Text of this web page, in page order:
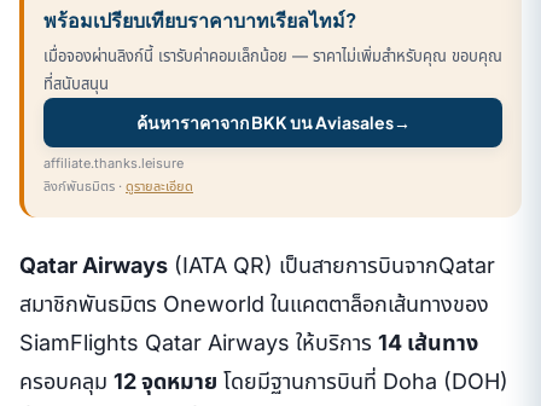
พร้อมเปรียบเทียบราคาบาทเรียลไทม์?
เมื่อจองผ่านลิงก์นี้ เรารับค่าคอมเล็กน้อย — ราคาไม่เพิ่มสำหรับคุณ ขอบคุณ
ที่สนับสนุน
ค้นหาราคาจาก BKK บน Aviasales→
affiliate.thanks.leisure
ลิงก์พันธมิตร · ดูรายละเอียด
Qatar Airways (IATA QR) เป็นสายการบินจากQatar
สมาชิกพันธมิตร Oneworld ในแคตตาล็อกเส้นทางของ
SiamFlights Qatar Airways ให้บริการ 14 เส้นทาง
ครอบคลุม 12 จุดหมาย โดยมีฐานการบินที่ Doha (DOH)